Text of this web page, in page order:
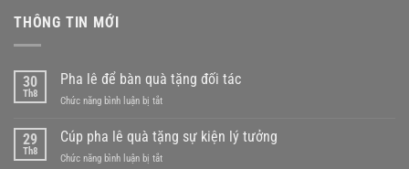
THÔNG TIN MỚI
30
Th8
Pha lê để bàn quà tặng đối tác
Chức năng bình luận bị tắtở
lê
bàn
29
Th8
Cúp pha lê quà tặng sự kiện lý tưởng
Chức năng bình luận bị tắtở